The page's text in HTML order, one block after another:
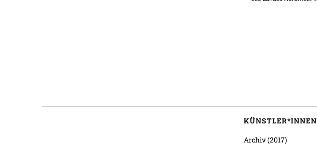
KÜNSTLER*INNEN
Archiv (2017)